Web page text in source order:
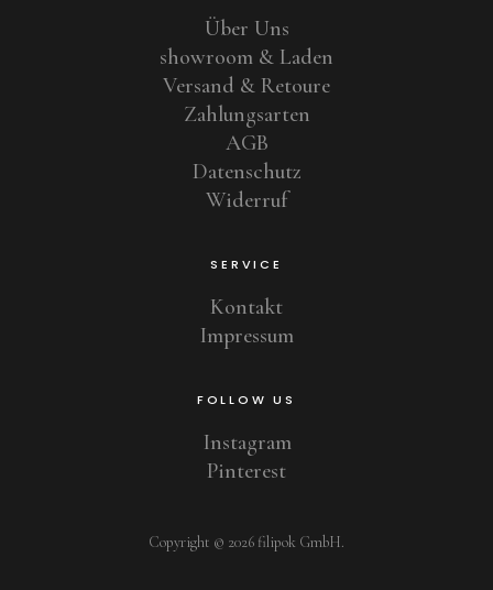
Über Uns
showroom & Laden
Versand & Retoure
Zahlungsarten
AGB
Datenschutz
Widerruf
SERVICE
Kontakt
Impressum
FOLLOW US
Instagram
Pinterest
Copyright © 2026 filipok GmbH